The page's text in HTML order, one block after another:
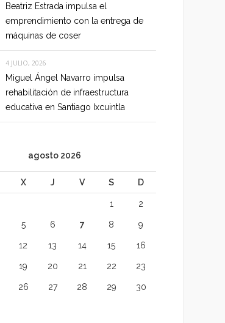
Beatriz Estrada impulsa el
emprendimiento con la entrega de
máquinas de coser
4 JULIO, 2026
Miguel Ángel Navarro impulsa
rehabilitación de infraestructura
educativa en Santiago Ixcuintla
agosto 2026
X J V S D
1 2
5 6 7 8 9
12 13 14 15 16
19 20 21 22 23
26 27 28 29 30